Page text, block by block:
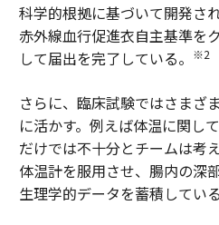
科学的根拠に基づいて開発さ
赤外線血行促進衣自主基準を
して届出を完了している。
※2
さらに、臨床試験ではさまざ
に活かす。例えば体温に関し
だけでは不十分とチームは考
体温計を服用させ、腸内の深
生理学的データを蓄積している